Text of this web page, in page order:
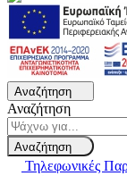
Αναζήτηση
Αναζήτηση
Αναζήτηση
Τηλεφωνικές